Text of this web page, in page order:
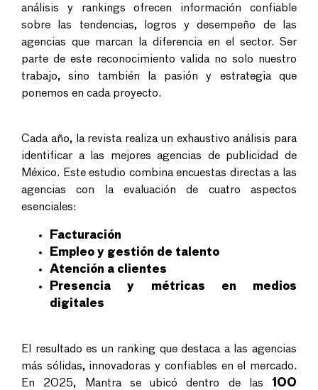
análisis y rankings ofrecen información confiable
sobre las tendencias, logros y desempeño de las
agencias que marcan la diferencia en el sector. Ser
parte de este reconocimiento valida no solo nuestro
trabajo, sino también la pasión y estrategia que
ponemos en cada proyecto.
Cada año, la revista realiza un exhaustivo análisis para
identificar a las mejores agencias de publicidad de
México. Este estudio combina encuestas directas a las
agencias con la evaluación de cuatro aspectos
esenciales:
Facturación
Empleo y gestión de talento
Atención a clientes
Presencia y métricas en medios
digitales
El resultado es un ranking que destaca a las agencias
más sólidas, innovadoras y confiables en el mercado.
En 2025, Mantra se ubicó dentro de las 100